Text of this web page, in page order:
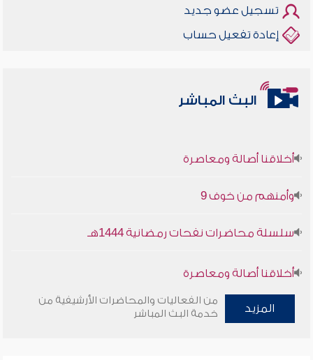
تسجيل عضو جديد
إعادة تفعيل حساب
البث المباشر
أخلاقنا أصالة ومعاصرة
وأمنهم من خوف 9
سلسلة محاضرات نفحات رمضانية 1444هـ
أخلاقنا أصالة ومعاصرة
وأمنهم من خوف 9
المزيد
من الفعاليات والمحاضرات الأرشيفية من
خدمة البث المباشر